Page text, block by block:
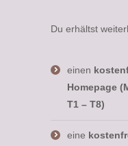
Du erhältst
einen
Homepage
T1 – T8)
eine